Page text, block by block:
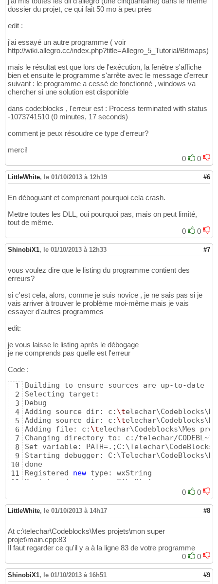
dossier du projet, ce qui fait 50 mo à peu près
edit :
j'ai essayé un autre programme ( voir
http://wiki.allegro.cc/index.php?title=Allegro_5_Tutorial/Bitmaps)
mais le résultat est que lors de l'exécution, la fenêtre s'affiche
bien et ensuite le programme s'arrête avec le message d'erreur
suivant : le programme a cessé de fonctionné , windows va
chercher si une solution est disponible
dans code:blocks , l'erreur est : Process terminated with status
-1073741510 (0 minutes, 17 seconds)
comment je peux résoudre ce type d'erreur?
merci!
0
0
LittleWhite, le 01/10/2013 à 12h19 #6
En déboguant et comprenant pourquoi cela crash.
Mettre toutes les DLL, oui pourquoi pas, mais on peut limité,
tout de même.
0
0
ShinobiX1, le 01/10/2013 à 12h33 #7
vous voulez dire que le listing du programme contient des
erreurs?
si c'est cela, alors, comme je suis novice , je ne sais pas si je
vais arriver à trouver le problème moi-même mais je vais
essayer d'autres programmes
edit:
je vous laisse le listing après le débogage
je ne comprends pas quelle est l'erreur
Code :
1
2
3
4
5
6
7
8
9
10
11
12
14
15
16
18
19
20
21
22
23
Building to ensure sources are up-to-date
Selecting target:
Debug
Adding source dir: c: \t
Adding source dir: c: \t
Adding file: c: \telechar\Codeblocks\Mes
Changing directory to: c:/telechar/CODEBL~1
Set variable:
Starting debugger:
done
Registered new type: wxString
Registered
type: STL String
Setting breakpoints
Debugger name and version: GNU gdb
7.5
Child process PID: 6332
In al_get_backbuffer () (c:\telechar\CODEBL~
#1  0x0040161d in main (argc=1,
c:\telechar\Codeblocks\Mes projets\mon
elechar\Codeblocks\Mes projets\mon
#1  0x0040161d in main (argc=1,
c:\telechar\Codeblocks\Mes projets\mon
0 0
LittleWhite, le 01/10/2013 à 14h17 #8
At c:\telechar\Codeblocks\Mes projets\mon super
projet\main.cpp:83
Il faut regarder ce qu'il y a à la ligne 83 de votre programme
0
0
ShinobiX1, le 01/10/2013 à 16h51 #9